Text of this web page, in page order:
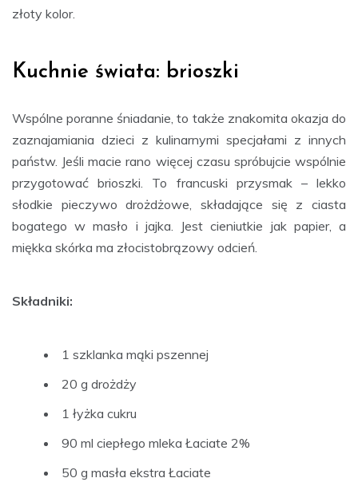
złoty kolor.
Kuchnie świata: brioszki
Wspólne poranne śniadanie, to także znakomita okazja do
zaznajamiania dzieci z kulinarnymi specjałami z innych
państw. Jeśli macie rano więcej czasu spróbujcie wspólnie
przygotować brioszki. To francuski przysmak – lekko
słodkie pieczywo drożdżowe, składające się z ciasta
bogatego w masło i jajka. Jest cieniutkie jak papier, a
miękka skórka ma złocistobrązowy odcień.
Składniki:
1 szklanka mąki pszennej
20 g drożdży
1 łyżka cukru
90 ml ciepłego mleka Łaciate 2%
50 g masła ekstra Łaciate